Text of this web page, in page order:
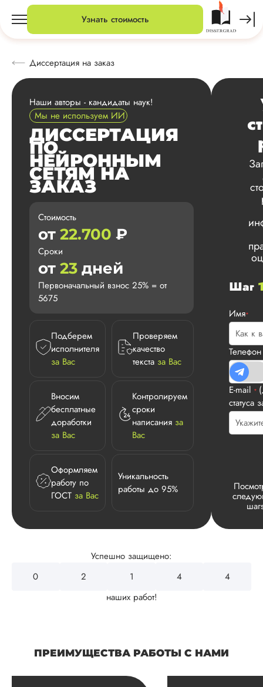
Узнать стоимость
Диссертация на заказ
Наши авторы - кандидаты наук!
Мы не используем ИИ
ДИССЕРТАЦИЯ
ПО
НЕЙРОННЫМ
СЕТЯМ НА
ЗАКАЗ
Стоимость
от 22.700 ₽
Сроки
от 23 дней
Первоначальный взнос 25% = от
5675
Подберем
исполнителя
за Вас
Проверяем
качество
текста за Вас
Вносим
бесплатные
доработки
за Вас
Контролируем
сроки
написания за
Вас
Оформляем
работу по
ГОСТ за Вас
Уникальность
работы до 95%
Шаг
Имя*
E-mail *
статуса
Успешно защищено:
2
3
4
2
0
наших работ!
ПРЕИМУЩЕСТВА РАБОТЫ С НАМИ